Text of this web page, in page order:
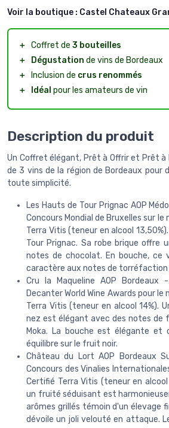
Voir la boutique : Castel Chateaux
＋ Coffret de 3 bouteilles
＋
Dégustation de vins de Bordeaux
＋ Inclusion de crus renommés
＋
Idéal pour les amateurs de vin
Description du produit
Un Coffret élégant, Prêt à Offrir et Prêt à
de 3 vins de la région de Bordeaux pour
toute simplicité.
Les Hauts de Tour Prignac AOP
Concours Mondial de Bruxelles sur
Terra Vitis (teneur en alcool
Tour Prignac. Sa robe brique offre
notes de chocolat. En bouche, ce
caractère aux notes de
Cru la Maqueline AOP
Decanter World Wine Awards pour
Terra Vitis (teneur en alcool 14%).
nez est élégant avec des notes de
Moka. La bouche est élégante et
équilibre sur le fruit noir.
Château du Lort AOP Bordeaux
Concours des Vinalies
Certifié Terra Vitis (teneur en
un fruité séduisant est
arômes grillés témoin d'un élevage
dévoile un joli velouté en attaque.